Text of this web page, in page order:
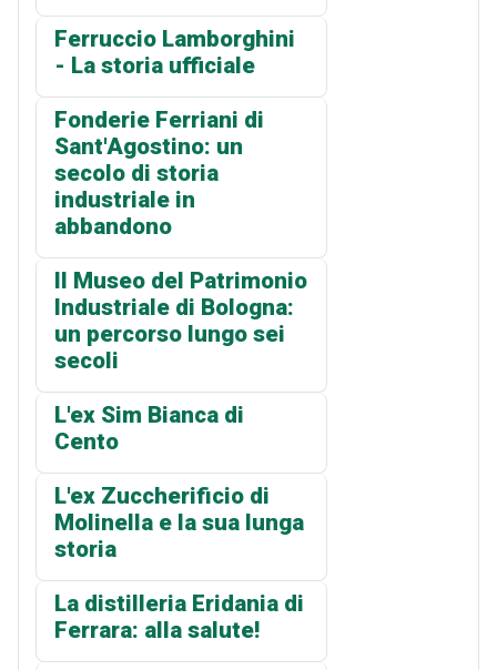
Ferruccio Lamborghini
- La storia ufficiale
Fonderie Ferriani di
Sant'Agostino: un
secolo di storia
industriale in
abbandono
Il Museo del Patrimonio
Industriale di Bologna:
un percorso lungo sei
secoli
L'ex Sim Bianca di
Cento
L'ex Zuccherificio di
Molinella e la sua lunga
storia
La distilleria Eridania di
Ferrara: alla salute!